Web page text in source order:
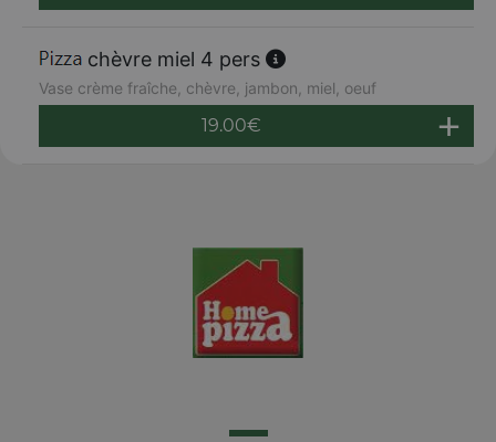
chèvre miel 4 pers
Vase crème fraîche, chèvre, jambon, miel, oeuf
19.00€